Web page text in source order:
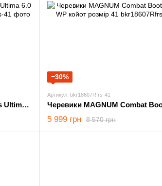
Черевики MAGNUM Combat Boots Ultima 6.0 WP OD олива розмір 41
−30%
Артикул: bkr18607Rfrs-41
8 570 грн
5 999 грн